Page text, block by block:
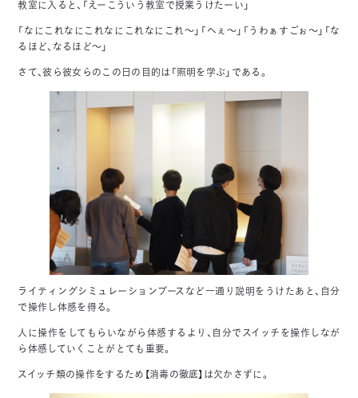
教室に入ると、「えーこういう教室で授業うけたーい」
「なにこれなにこれなにこれなにこれ～」「へぇ～」「うわぁすごぉ～」「な
るほど、なるほど～」
さて、彼ら彼女らのこの日の目的は「照明を学ぶ」である。
ライティングシミュレーションブースなど一通り説明をうけたあと、自分
で操作し体感を得る。
人に操作をしてもらいながら体感するより、自分でスイッチを操作しなが
ら体感していくことがとても重要。
スイッチ類の操作をするため【消毒の徹底】は欠かさずに。